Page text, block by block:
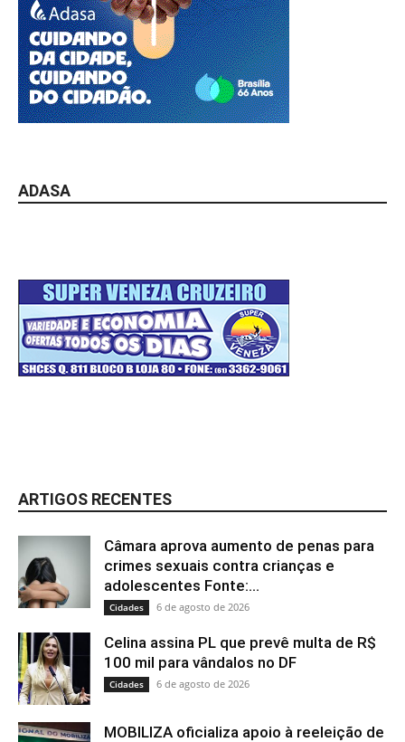
ADASA
ARTIGOS RECENTES
Câmara aprova aumento de penas para
crimes sexuais contra crianças e
adolescentes Fonte:...
Cidades 6 de agosto de 2026
Celina assina PL que prevê multa de R$
100 mil para vândalos no DF
Cidades 6 de agosto de 2026
MOBILIZA oficializa apoio à reeleição de